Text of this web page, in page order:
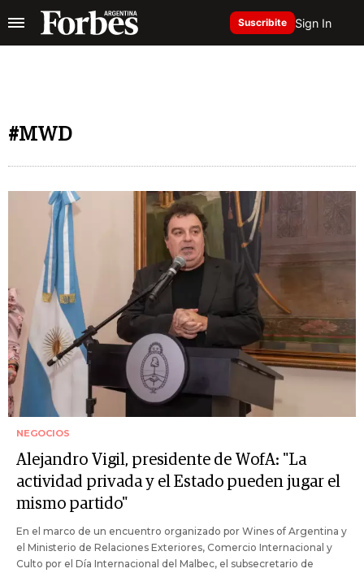
Suscribite Sign In
#MWD
NEGOCIOS
Alejandro Vigil, presidente de WofA: "La
actividad privada y el Estado pueden jugar el
mismo partido"
En el marco de un encuentro organizado por Wines of Argentina y
el Ministerio de Relaciones Exteriores, Comercio Internacional y
Culto por el Día Internacional del Malbec, el subsecretario de